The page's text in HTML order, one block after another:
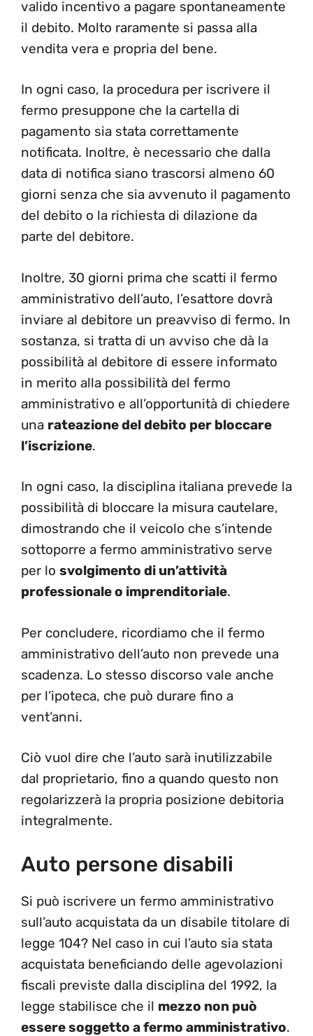
valido incentivo a pagare spontaneamente
il debito. Molto raramente si passa alla
vendita vera e propria del bene.
In ogni caso, la procedura per iscrivere il
fermo presuppone che la cartella di
pagamento sia stata correttamente
notificata. Inoltre, è necessario che dalla
data di notifica siano trascorsi almeno 60
giorni senza che sia avvenuto il pagamento
del debito o la richiesta di dilazione da
parte del debitore.
Inoltre, 30 giorni prima che scatti il fermo
amministrativo dell’auto, l’esattore dovrà
inviare al debitore un preavviso di fermo. In
sostanza, si tratta di un avviso che dà la
possibilità al debitore di essere informato
in merito alla possibilità del fermo
amministrativo e all’opportunità di chiedere
una rateazione del debito per bloccare
l’iscrizione.
In ogni caso, la disciplina italiana prevede la
possibilità di bloccare la misura cautelare,
dimostrando che il veicolo che s’intende
sottoporre a fermo amministrativo serve
per lo svolgimento di un’attività
professionale o imprenditoriale.
Per concludere, ricordiamo che il fermo
amministrativo dell’auto non prevede una
scadenza. Lo stesso discorso vale anche
per l’ipoteca, che può durare fino a
vent’anni.
Ciò vuol dire che l’auto sarà inutilizzabile
dal proprietario, fino a quando questo non
regolarizzerà la propria posizione debitoria
integralmente.
Auto persone disabili
Si può iscrivere un fermo amministrativo
sull’auto acquistata da un disabile titolare di
legge 104? Nel caso in cui l’auto sia stata
acquistata beneficiando delle agevolazioni
fiscali previste dalla disciplina del 1992, la
legge stabilisce che il mezzo non può
essere soggetto a fermo amministrativo.